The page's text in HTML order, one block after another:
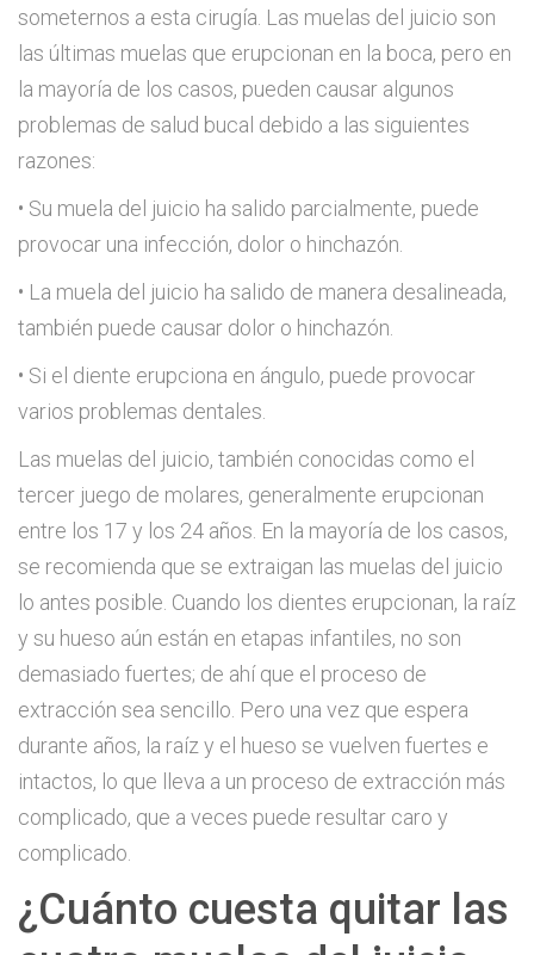
someternos a esta cirugía. Las muelas del juicio son
las últimas muelas que erupcionan en la boca, pero en
la mayoría de los casos, pueden causar algunos
problemas de salud bucal debido a las siguientes
razones:
• Su muela del juicio ha salido parcialmente, puede
provocar una infección, dolor o hinchazón.
• La muela del juicio ha salido de manera desalineada,
también puede causar dolor o hinchazón.
• Si el diente erupciona en ángulo, puede provocar
varios problemas dentales.
Las muelas del juicio, también conocidas como el
tercer juego de molares, generalmente erupcionan
entre los 17 y los 24 años. En la mayoría de los casos,
se recomienda que se extraigan las muelas del juicio
lo antes posible. Cuando los dientes erupcionan, la raíz
y su hueso aún están en etapas infantiles, no son
demasiado fuertes; de ahí que el proceso de
extracción sea sencillo. Pero una vez que espera
durante años, la raíz y el hueso se vuelven fuertes e
intactos, lo que lleva a un proceso de extracción más
complicado, que a veces puede resultar caro y
complicado.
¿Cuánto cuesta quitar las